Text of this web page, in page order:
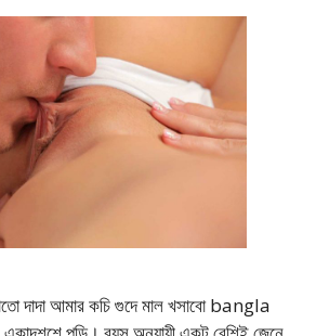
দাদা আমার কচি গুদে মাল খসাবো bangla